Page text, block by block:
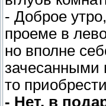
- Доброе
проеме в
но вполне
зачесанными
то
- Нет, в